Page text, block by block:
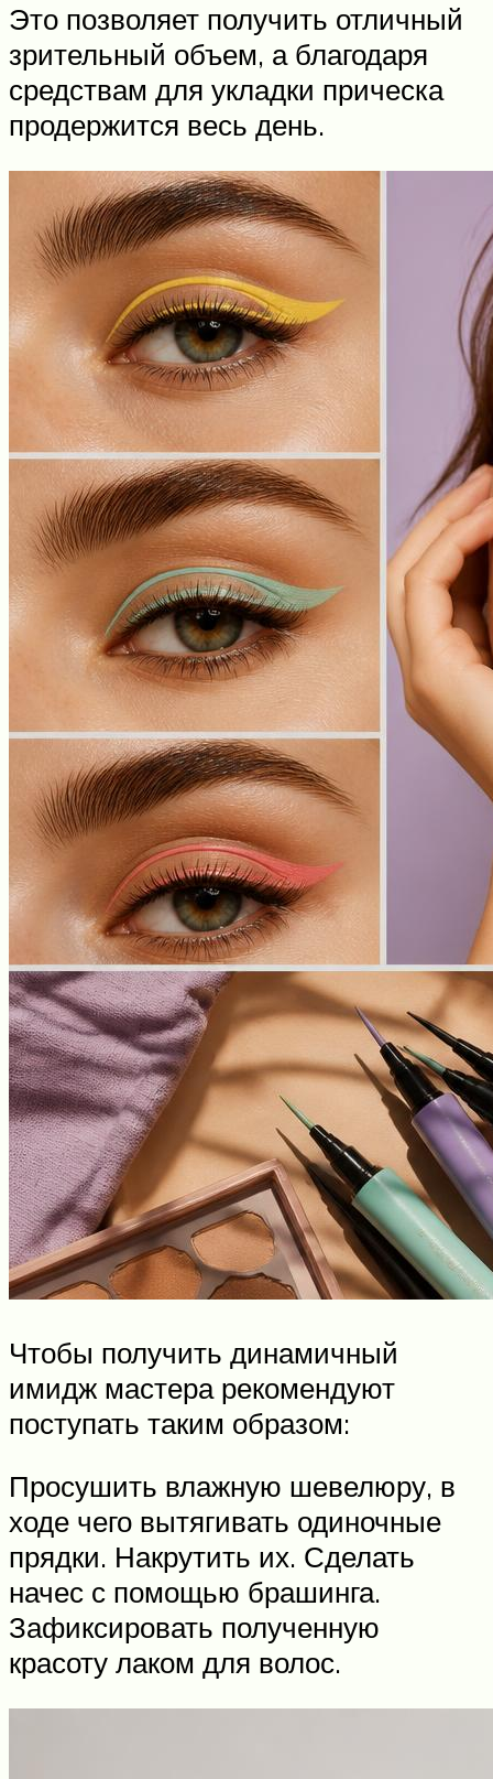
Это позволяет получить отличный
зрительный объем, а благодаря
средствам для укладки прическа
продержится весь день.
Чтобы получить динамичный
имидж мастера рекомендуют
поступать таким образом:
Просушить влажную шевелюру, в
ходе чего вытягивать одиночные
прядки. Накрутить их. Сделать
начес с помощью брашинга.
Зафиксировать полученную
красоту лаком для волос.